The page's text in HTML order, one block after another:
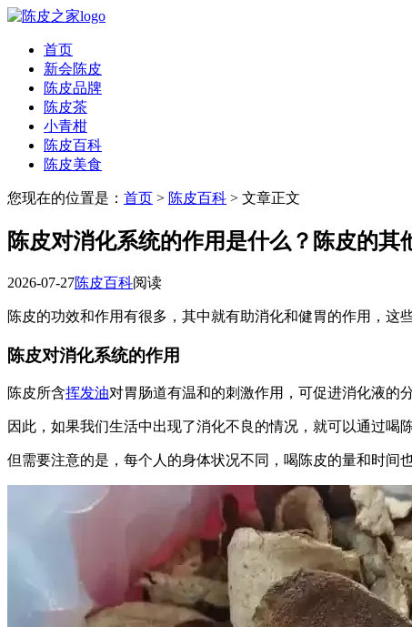
首页
新会陈皮
陈皮品牌
陈皮茶
小青柑
陈皮百科
陈皮美食
您现在的位置是： 首页 > 陈皮百科 > 文章正文
陈皮对消化系统的作用是什么？陈皮的其
2026-07-27陈皮百科阅读
陈皮的功效和作用有很多，其中就有助消化和健胃的作用，
陈皮对消化系统的作用
陈皮所含挥发油对胃肠道有温和的刺激作用，可促进消化液的
因此，如果我们生活中出现了消化不良的情况，就可以通过喝
但需要注意的是，每个人的身体状况不同，喝陈皮的量和时间